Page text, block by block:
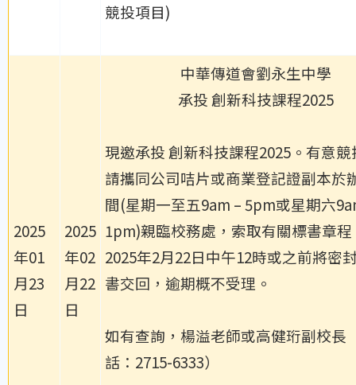
競投項目)
2025
年01
月23
日
2025
年02
月22
日
中華傳道會劉永生中學
承投 創新科技課程2025
現邀承投 創新科技課程2025。有意
請攜同公司咭片或商業登記證副本於
間(星期一至五9am – 5pm或星期六
1pm)親臨校務處，索取有關標書章
2025年2月22日中午12時或之前將密
書交回，逾期概不受理。
如有查詢，楊溢老師或高健珩副校長
話：2715-6333）